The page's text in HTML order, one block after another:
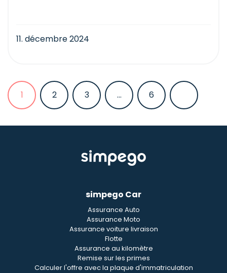
11. décembre 2024
1 2 3 ... 6
simpego Car
Assurance Auto
Assurance Moto
Assurance voiture livraison
Flotte
Assurance au kilomètre
Remise sur les primes
Calculer l'offre avec la plaque d'immatriculation